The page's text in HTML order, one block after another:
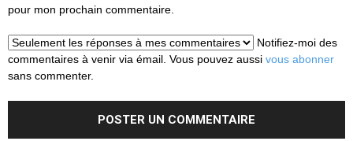
pour mon prochain commentaire.
Notifiez-moi des
commentaires à venir via émail. Vous pouvez aussi vous abonner
sans commenter.